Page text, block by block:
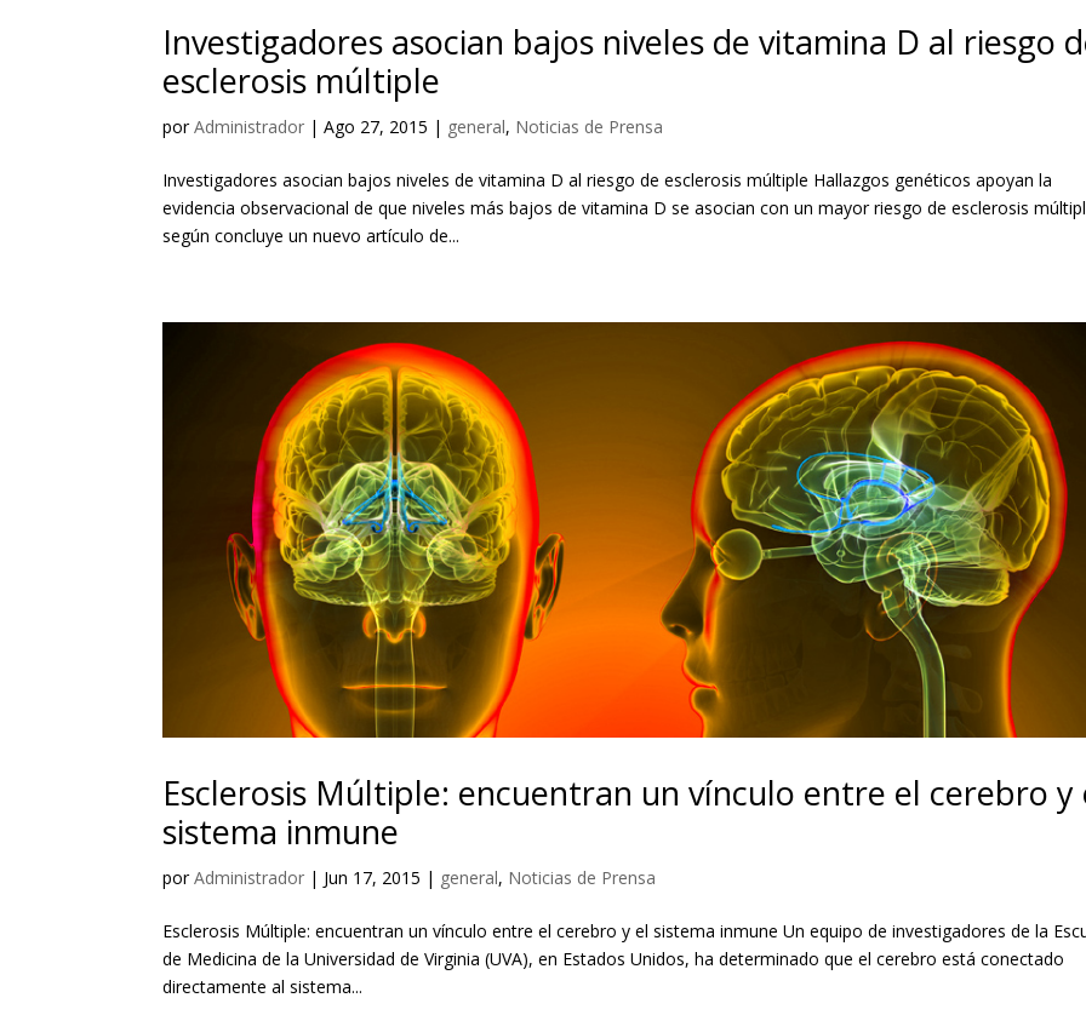
Investigadores asocian bajos niveles de vitamina D al riesgo
esclerosis múltiple
porAdministrador |Ago 27, 2015 | general, Noticias de Prensa
Investigadores asocian bajos niveles de vitamina D al riesgo de esclerosis múltiple Hallazgos genéticos apoyan la
evidencia observacional de que niveles más bajos de vitamina D se asocian con un mayor riesgo de esclerosis
según concluye un nuevo artículo de...
Esclerosis Múltiple: encuentran un vínculo entre el cerebro y
sistema inmune
porAdministrador | Jun 17, 2015 | general, Noticias de Prensa
Esclerosis Múltiple: encuentran un vínculo entre el cerebro y el sistema inmune Un equipo de investigadores de la
de Medicina de la Universidad de Virginia (UVA), en Estados Unidos, ha determinado que el cerebro está conectado
directamente al sistema...